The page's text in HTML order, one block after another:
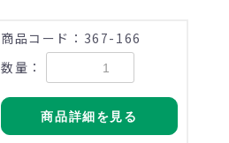
商品コード：367-166
数量：
商品詳細を見る